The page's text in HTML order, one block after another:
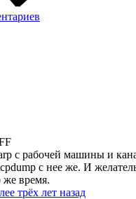
с рабочей машины и
с нее же. И
же время.
трёх лет назад